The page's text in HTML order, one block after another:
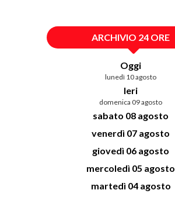
ARCHIVIO 24 ORE
Oggi
lunedì 10 agosto
Ieri
domenica 09 agosto
sabato 08 agosto
venerdì 07 agosto
giovedì 06 agosto
mercoledì 05 agosto
martedì 04 agosto